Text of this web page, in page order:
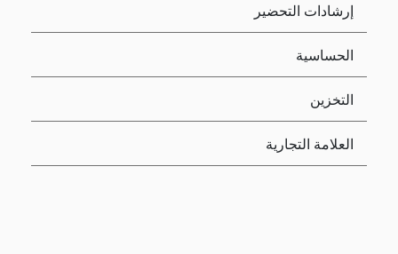
إرشادات التحضير
الحساسية
التخزين
العلامة التجارية